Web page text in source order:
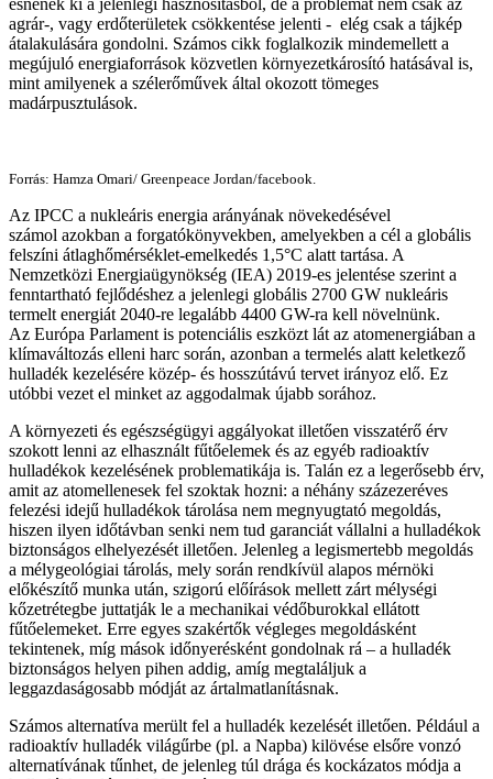
esnének ki a jelenlegi hasznosításból, de a problémát nem csak az
agrár-, vagy erdőterületek csökkentése jelenti - elég csak a tájkép
átalakulására gondolni. Számos cikk foglalkozik mindemellett a
megújuló energiaforrások közvetlen környezetkárosító hatásával is,
mint amilyenek a szélerőművek által okozott tömeges
madárpusztulások.
Forrás: Hamza Omari/ Greenpeace Jordan/facebook.
Az IPCC a nukleáris energia arányának növekedésével
számol azokban a forgatókönyvekben, amelyekben a cél a globális
felszíni átlaghőmérséklet-emelkedés 1,5°C alatt tartása. A
Nemzetközi Energiaügynökség (IEA) 2019-es jelentése szerint a
fenntartható fejlődéshez a jelenlegi globális 2700 GW nukleáris
termelt energiát 2040-re legalább 4400 GW-ra kell növelnünk.
Az Európa Parlament is potenciális eszközt lát az atomenergiában a
klímaváltozás elleni harc során, azonban a termelés alatt keletkező
hulladék kezelésére közép- és hosszútávú tervet irányoz elő. Ez
utóbbi vezet el minket az aggodalmak újabb sorához.
A környezeti és egészségügyi aggályokat illetően visszatérő érv
szokott lenni az elhasznált fűtőelemek és az egyéb radioaktív
hulladékok kezelésének problematikája is. Talán ez a legerősebb érv,
amit az atomellenesek fel szoktak hozni: a néhány százezeréves
felezési idejű hulladékok tárolása nem megnyugtató megoldás,
hiszen ilyen időtávban senki nem tud garanciát vállalni a hulladékok
biztonságos elhelyezését illetően. Jelenleg a legismertebb megoldás
a mélygeológiai tárolás, mely során rendkívül alapos mérnöki
előkészítő munka után, szigorú előírások mellett zárt mélységi
kőzetrétegbe juttatják le a mechanikai védőburokkal ellátott
fűtőelemeket. Erre egyes szakértők végleges megoldásként
tekintenek, míg mások időnyerésként gondolnak rá – a hulladék
biztonságos helyen pihen addig, amíg megtaláljuk a
leggazdaságosabb módját az ártalmatlanításnak.
Számos alternatíva merült fel a hulladék kezelését illetően. Például a
radioaktív hulladék világűrbe (pl. a Napba) kilövése elsőre vonzó
alternatívának tűnhet, de jelenleg túl drága és kockázatos módja a